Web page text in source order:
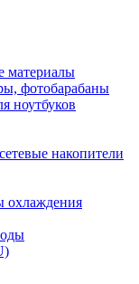
материалы
фотобарабаны
ноутбуков
накопители
охлаждения